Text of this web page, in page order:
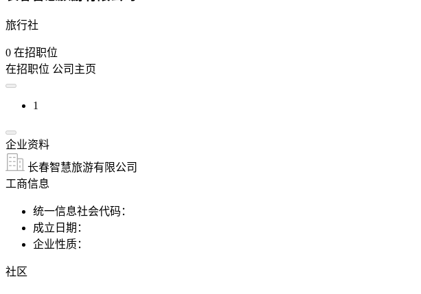
旅行社
0 在招职位
在招职位 公司主页
1
企业资料
长春智慧旅游有限公司
工商信息
统一信息社会代码：
成立日期：
企业性质：
社区